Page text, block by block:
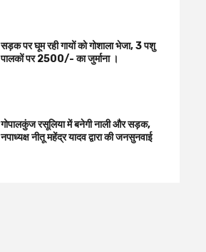
सड़क पर घूम रही गायों को गोशाला भेजा, 3 पशु
पालकों पर 2500/- का जुर्माना ।
गोपालकुंज रसूलिया में बनेगी नाली और सड़क,
नपाध्यक्ष नीतू महेंद्र यादव द्वारा की जनसुनवाई